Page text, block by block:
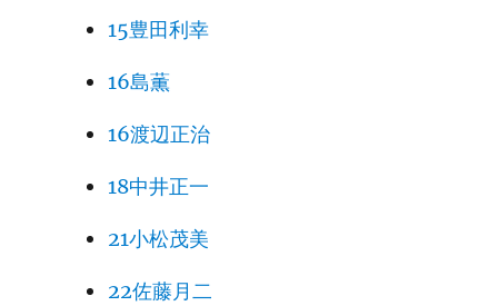
15豊田利幸
16島薫
16渡辺正治
18中井正一
21小松茂美
22佐藤月二